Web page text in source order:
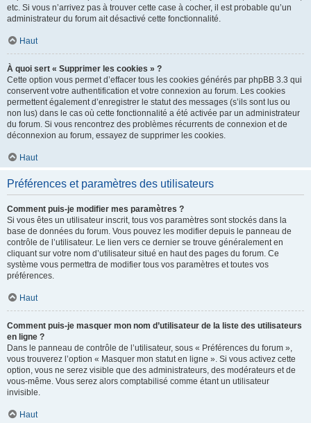
etc. Si vous n’arrivez pas à trouver cette case à cocher, il est probable qu’un
administrateur du forum ait désactivé cette fonctionnalité.
Haut
À quoi sert « Supprimer les cookies » ?
Cette option vous permet d’effacer tous les cookies générés par phpBB 3.3 qui
conservent votre authentification et votre connexion au forum. Les cookies
permettent également d’enregistrer le statut des messages (s’ils sont lus ou
non lus) dans le cas où cette fonctionnalité a été activée par un administrateur
du forum. Si vous rencontrez des problèmes récurrents de connexion et de
déconnexion au forum, essayez de supprimer les cookies.
Haut
Préférences et paramètres des utilisateurs
Comment puis-je modifier mes paramètres ?
Si vous êtes un utilisateur inscrit, tous vos paramètres sont stockés dans la
base de données du forum. Vous pouvez les modifier depuis le panneau de
contrôle de l’utilisateur. Le lien vers ce dernier se trouve généralement en
cliquant sur votre nom d’utilisateur situé en haut des pages du forum. Ce
système vous permettra de modifier tous vos paramètres et toutes vos
préférences.
Haut
Comment puis-je masquer mon nom d’utilisateur de la liste des utilisateurs
en ligne ?
Dans le panneau de contrôle de l’utilisateur, sous « Préférences du forum »,
vous trouverez l’option « Masquer mon statut en ligne ». Si vous activez cette
option, vous ne serez visible que des administrateurs, des modérateurs et de
vous-même. Vous serez alors comptabilisé comme étant un utilisateur
invisible.
Haut